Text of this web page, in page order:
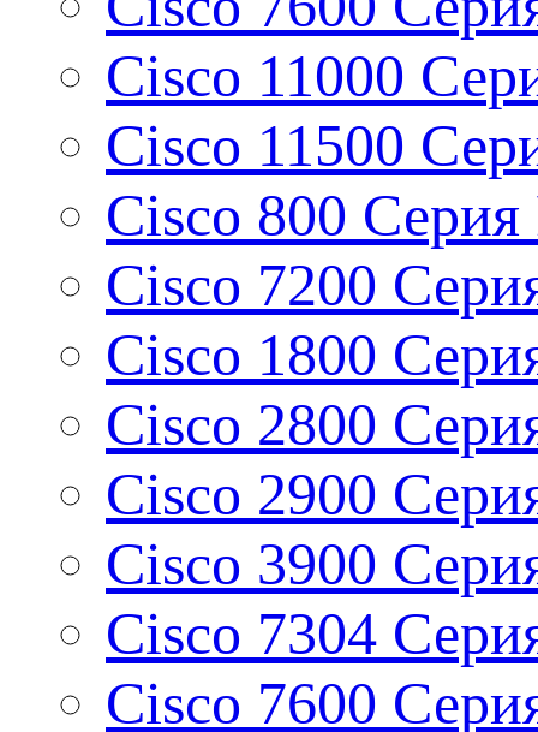
Cisco 11000
Cisco 11500
Cisco 800 Серия
Cisco 7200
Cisco 1800
Cisco 2800
Cisco 2900
Cisco 3900
Cisco 7304
Cisco 7600